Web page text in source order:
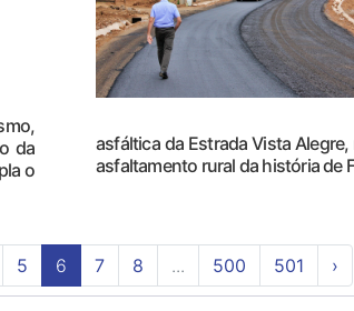
da
o
asfáltica da Estrada Vista
asfaltamento rural da história de
5 6 7 8 ... 500 501 ›